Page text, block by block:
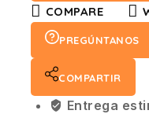
COMPARE
PREGÚNTANOS
COMPARTIR
Entrega